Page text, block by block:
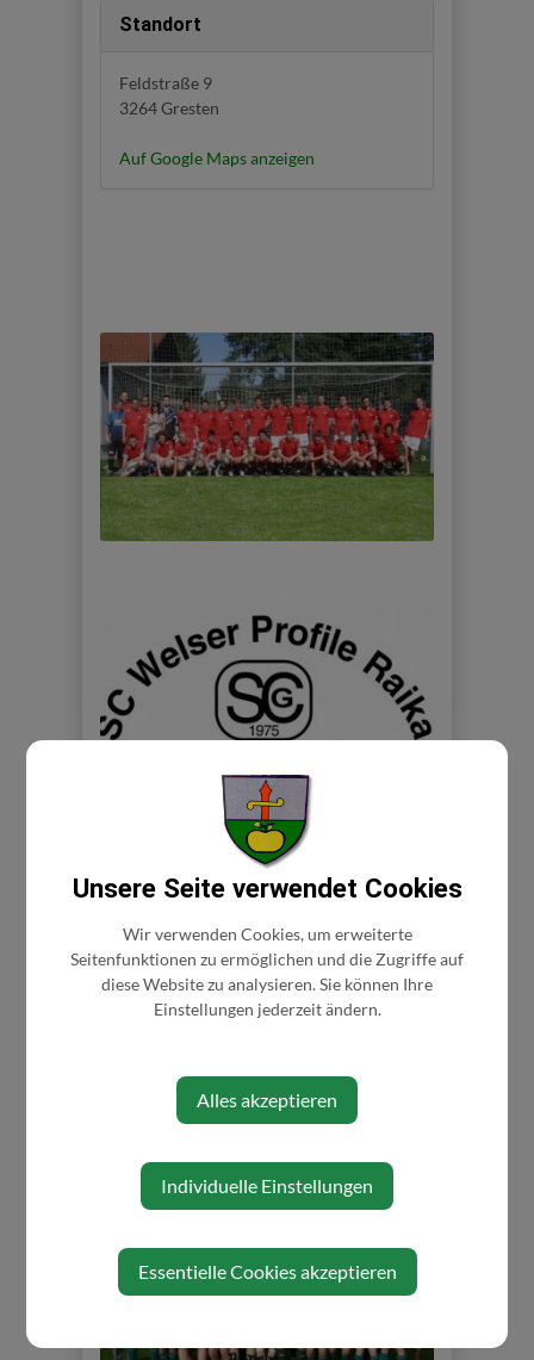
Standort
Feldstraße 9
3264 Gresten
Auf Google Maps anzeigen
Unsere Seite verwendet Cookies
Wir verwenden Cookies, um erweiterte
Seitenfunktionen zu ermöglichen und die Zugriffe auf
diese Website zu analysieren. Sie können Ihre
Einstellungen jederzeit ändern.
Alles akzeptieren
Individuelle Einstellungen
Essentielle Cookies akzeptieren